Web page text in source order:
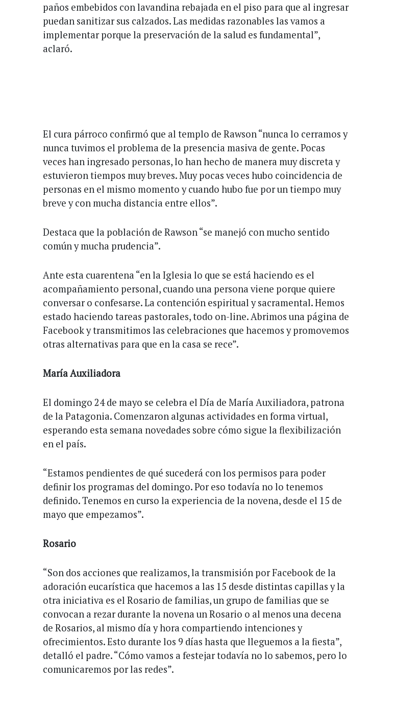
paños embebidos con lavandina rebajada en el piso para que al ingresar
puedan sanitizar sus calzados. Las medidas razonables las vamos a
implementar porque la preservación de la salud es fundamental”,
aclaró.
El cura párroco confirmó que al templo de Rawson “nunca lo cerramos y
nunca tuvimos el problema de la presencia masiva de gente. Pocas
veces han ingresado personas, lo han hecho de manera muy discreta y
estuvieron tiempos muy breves. Muy pocas veces hubo coincidencia de
personas en el mismo momento y cuando hubo fue por un tiempo muy
breve y con mucha distancia entre ellos”.
Destaca que la población de Rawson “se manejó con mucho sentido
común y mucha prudencia”.
Ante esta cuarentena “en la Iglesia lo que se está haciendo es el
acompañamiento personal, cuando una persona viene porque quiere
conversar o confesarse. La contención espiritual y sacramental. Hemos
estado haciendo tareas pastorales, todo on-line. Abrimos una página de
Facebook y transmitimos las celebraciones que hacemos y promovemos
otras alternativas para que en la casa se rece”.
María Auxiliadora
El domingo 24 de mayo se celebra el Día de María Auxiliadora, patrona
de la Patagonia. Comenzaron algunas actividades en forma virtual,
esperando esta semana novedades sobre cómo sigue la flexibilización
en el país.
“Estamos pendientes de qué sucederá con los permisos para poder
definir los programas del domingo. Por eso todavía no lo tenemos
definido. Tenemos en curso la experiencia de la novena, desde el 15 de
mayo que empezamos”.
Rosario
“Son dos acciones que realizamos, la transmisión por Facebook de la
adoración eucarística que hacemos a las 15 desde distintas capillas y la
otra iniciativa es el Rosario de familias, un grupo de familias que se
convocan a rezar durante la novena un Rosario o al menos una decena
de Rosarios, al mismo día y hora compartiendo intenciones y
ofrecimientos. Esto durante los 9 días hasta que lleguemos a la fiesta”,
detalló el padre. “Cómo vamos a festejar todavía no lo sabemos, pero lo
comunicaremos por las redes”.